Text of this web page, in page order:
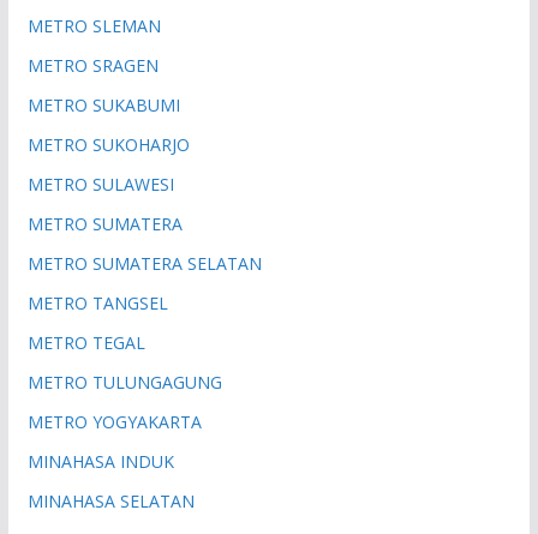
METRO SLEMAN
METRO SRAGEN
METRO SUKABUMI
METRO SUKOHARJO
METRO SULAWESI
METRO SUMATERA
METRO SUMATERA SELATAN
METRO TANGSEL
METRO TEGAL
METRO TULUNGAGUNG
METRO YOGYAKARTA
MINAHASA INDUK
MINAHASA SELATAN